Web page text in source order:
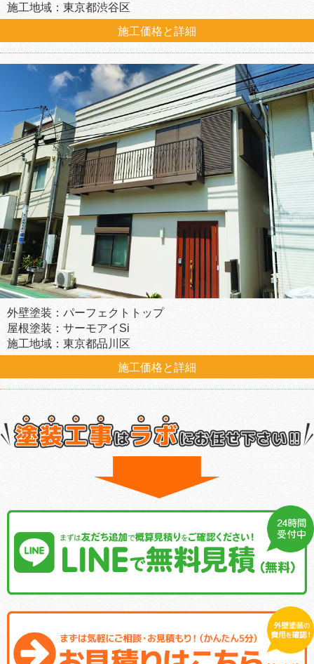
施工地域：東京都渋谷区
施工価格と詳細
外壁塗装：パーフェクトトップ
屋根塗装：サーモアイSi
施工地域：東京都品川区
施工価格と詳細